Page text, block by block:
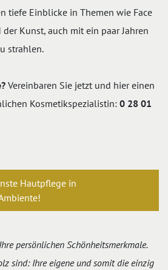
tiefe Einblicke in Themen wie Face
Kunst, auch mit ein paar Jahren
strahlen.
Vereinbaren Sie jetzt und hier einen
Kosmetikspezialistin: 0 28 01
Hautpflege in
persönlichen Schönheitsmerkmale.
sind: Ihre eigene und somit die einzig